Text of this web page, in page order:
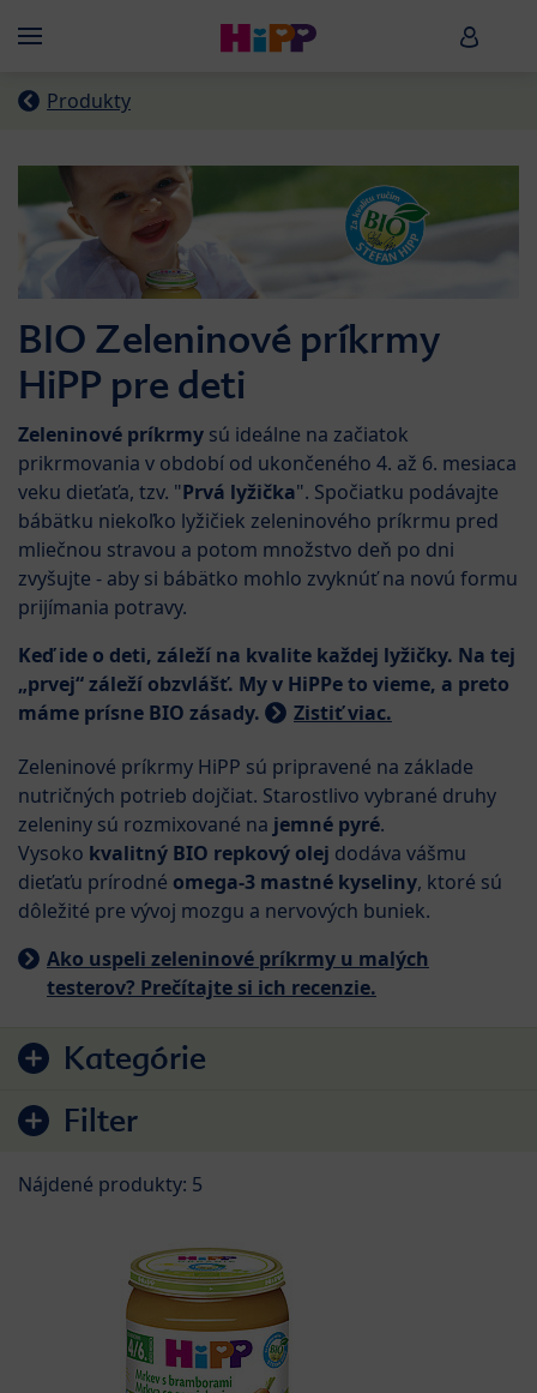
Menü HiPP
Produkty
Preskočiť na zoznam produktov
Kategórie
Filter
BIO Zeleninové príkrmy
HiPP pre deti
Zeleninové príkrmy sú ideálne na začiatok
prikrmovania v období od ukončeného 4. až 6. mesiaca
veku dieťaťa, tzv. "Prvá lyžička". Spočiatku podávajte
bábätku niekoľko lyžičiek zeleninového príkrmu pred
mliečnou stravou a potom množstvo deň po dni
zvyšujte - aby si bábätko mohlo zvyknúť na novú formu
prijímania potravy.
Keď ide o deti, záleží na kvalite každej lyžičky. Na tej
„prvej“ záleží obzvlášť. My v HiPPe to vieme, a preto
máme prísne BIO zásady.
Zistiť viac.
Zeleninové príkrmy HiPP sú pripravené na základe
nutričných potrieb dojčiat. Starostlivo vybrané druhy
zeleniny sú rozmixované na jemné pyré.
Vysoko kvalitný BIO repkový olej dodáva vášmu
dieťaťu prírodné omega-3 mastné kyseliny, ktoré sú
dôležité pre vývoj mozgu a nervových buniek.
Ako uspeli zeleninové príkrmy u malých
testerov? Prečítajte si ich recenzie.
Nájdené produkty: 5